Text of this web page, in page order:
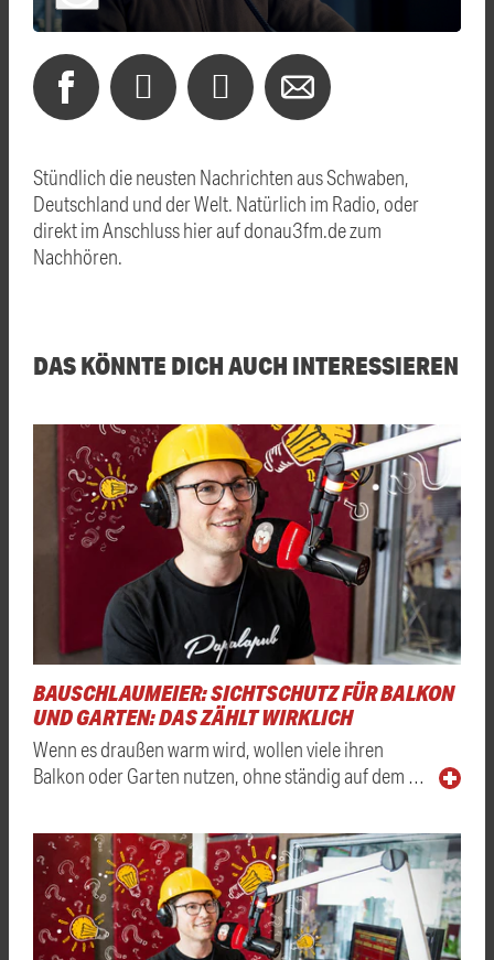
Stündlich die neusten Nachrichten aus Schwaben,
Deutschland und der Welt. Natürlich im Radio, oder
direkt im Anschluss hier auf donau3fm.de zum
Nachhören.
DAS KÖNNTE DICH AUCH INTERESSIEREN
BAUSCHLAUMEIER: SICHTSCHUTZ FÜR BALKON
UND GARTEN: DAS ZÄHLT WIRKLICH
Wenn es draußen warm wird, wollen viele ihren
Balkon oder Garten nutzen, ohne ständig auf dem …